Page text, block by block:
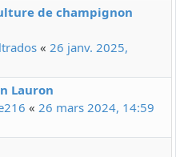
de champignon
« 26 janv. 2025,
Lauron
« 26 mars 2024, 14:59